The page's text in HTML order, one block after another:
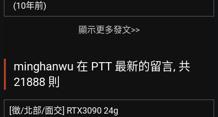
(10年前)
顯示更多發文>>
minghanwu 在 PTT 最新的留言, 共
21888 則
[徵/北部/面交] RTX3090 24g